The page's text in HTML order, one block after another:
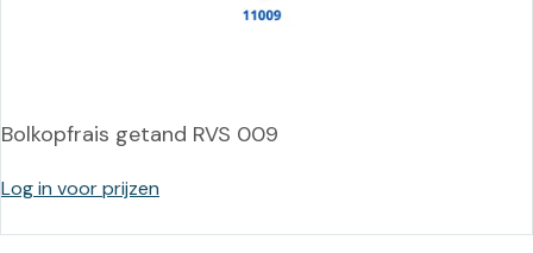
Bolkopfrais getand RVS 009
Log in voor prijzen